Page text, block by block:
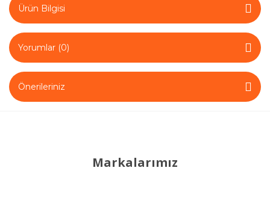
Ürün Bilgisi
Yorumlar (0)
Önerileriniz
Markalarımız